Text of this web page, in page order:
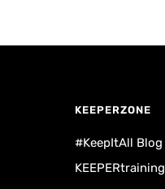
KEEPERZONE
#KeepItAll Blog
KEEPERtraining